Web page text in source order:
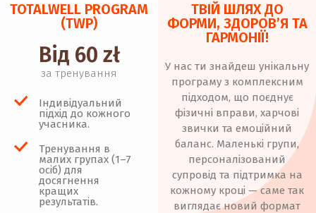
TOTALWELL PROGRAM
(TWР)
Від 60 zł
за тренування
Індивідуальний
підхід до кожного
учасника.
Тренування в
малих групах (1–7
осіб) для
досягнення
кращих
результатів.
ТВІЙ ШЛЯХ ДО
ФОРМИ, ЗДОРОВ’Я ТА
ГАРМОНІЇ!
У нас ти знайдеш унікальну
програму з комплексним
підходом, що поєднує
фізичні вправи, харчові
звички та емоційний
баланс. Маленькі групи,
персоналізований
супровід та підтримка на
кожному кроці — саме так
виглядає новий формат